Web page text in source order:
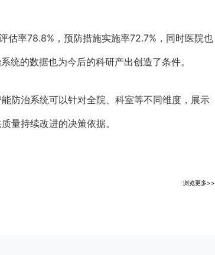
估率78.8%，预防措施实施率72.7%，同时医院也
统的数据也为今后的科研产出创造了条件。
防治系统可以针对全院、科室等不同维度，展示
量持续改进的决策依据。
浏览更多>>